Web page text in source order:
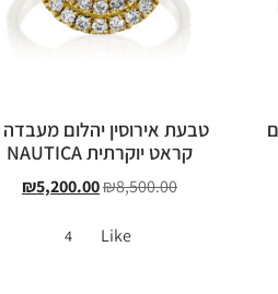
קראט יוקרתית NAUTICA
₪8,500.00
₪5,200.00
Like
4